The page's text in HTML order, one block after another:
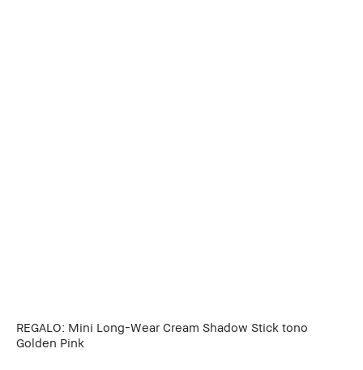
REGALO: Mini Long-Wear Cream Shadow Stick tono
Golden Pink